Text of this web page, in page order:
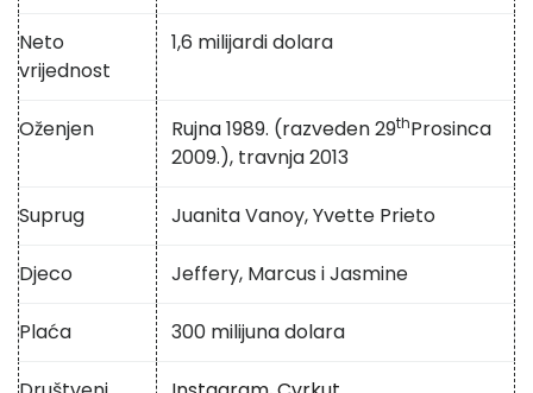
Neto
vrijednost
1,6 milijardi dolara
Oženjen Rujna 1989. (razveden 29thProsinca
2009.), travnja 2013
Suprug Juanita Vanoy, Yvette Prieto
Djeco Jeffery, Marcus i Jasmine
Plaća 300 milijuna dolara